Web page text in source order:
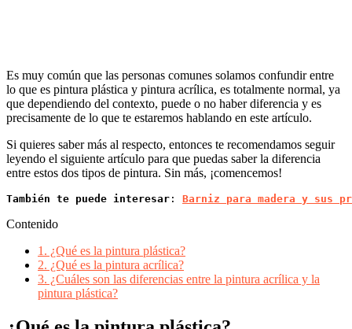
Es muy común que las personas comunes solamos confundir entre
lo que es pintura plástica y pintura acrílica, es totalmente normal, ya
que dependiendo del contexto, puede o no haber diferencia y es
precisamente de lo que te estaremos hablando en este artículo.
Si quieres saber más al respecto, entonces te recomendamos seguir
leyendo el siguiente artículo para que puedas saber la diferencia
entre estos dos tipos de pintura. Sin más, ¡comencemos!
También te puede interesar : Barniz para madera y sus
Contenido
1. ¿Qué es la pintura plástica?
2. ¿Qué es la pintura acrílica?
3. ¿Cuáles son las diferencias entre la pintura acrílica y la
pintura plástica?